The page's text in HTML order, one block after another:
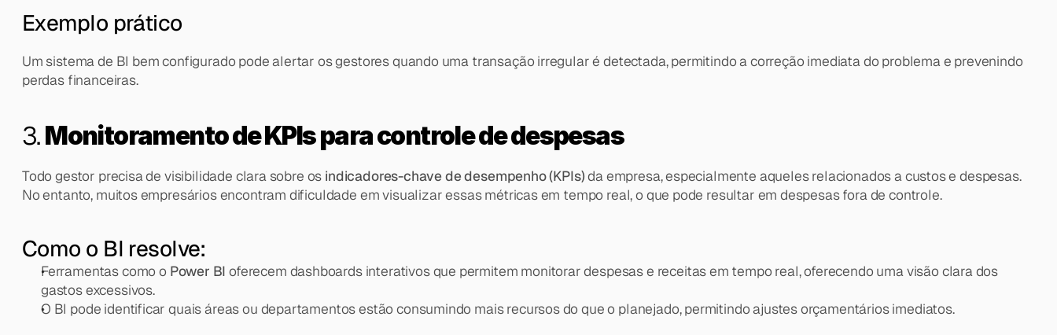
Exemplo prático
Um sistema de BI bem configurado pode alertar os gestores quando uma transação irregular é detectada, permitindo a correção imediata do problema e prevenindo
perdas financeiras.
3. Monitoramento de KPIs para controle de despesas
Todo gestor precisa de visibilidade clara sobre os indicadores-chave de desempenho (KPIs) da empresa, especialmente aqueles relacionados a custos e despesas.
No entanto, muitos empresários encontram dificuldade em visualizar essas métricas em tempo real, o que pode resultar em despesas fora de controle.
Como o BI resolve:
Ferramentas como o Power BI oferecem dashboards interativos que permitem monitorar despesas e receitas em tempo real, oferecendo uma visão clara dos
gastos excessivos.
O BI pode identificar quais áreas ou departamentos estão consumindo mais recursos do que o planejado, permitindo ajustes orçamentários imediatos.